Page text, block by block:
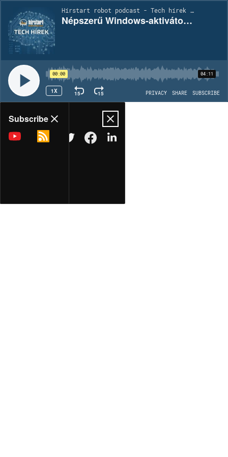
Hírstart robot podcast - Tech hírek | EP591
Népszerű Windows-aktivátorba rejtett kártevővel próbálják kirabolni a kriptovalutás pénztárcákat
00:00 04:11
1X 15 15 PRIVACY SHARE SUBSCRIBE
Share
COPY LINK
Subscribe